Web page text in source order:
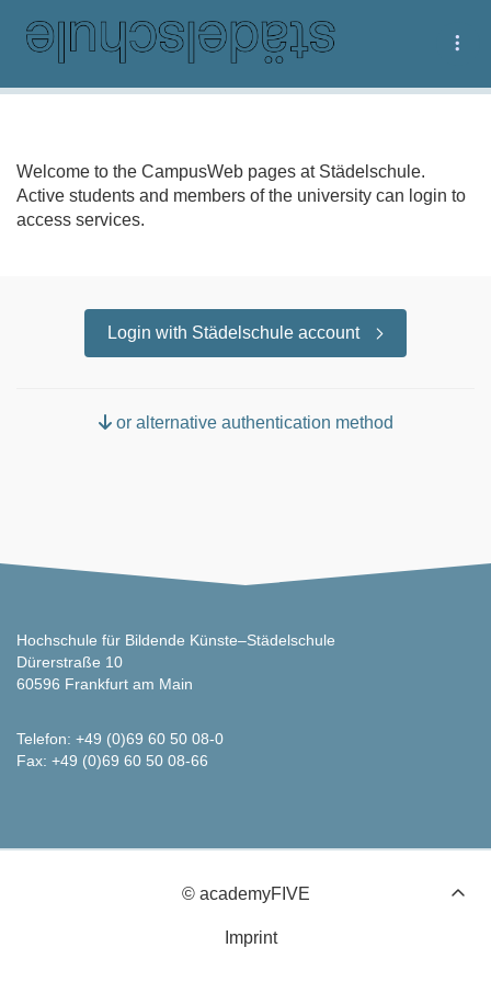
Welcome to the CampusWeb pages at Städelschule.
Active students and members of the university can login to
access services.
Login with Städelschule account
or alternative authentication method
Hochschule für Bildende Künste–Städelschule
Dürerstraße 10
60596 Frankfurt am Main
Telefon: +49 (0)69 60 50 08-0
Fax: +49 (0)69 60 50 08-66
© academyFIVE
Imprint